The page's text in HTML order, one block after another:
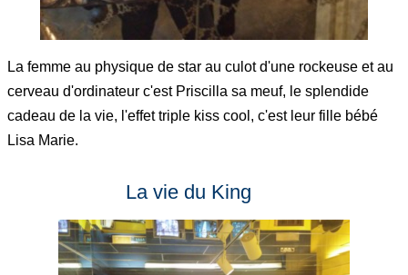
La femme au physique de star au culot d'une rockeuse et au
cerveau d'ordinateur c'est Priscilla sa meuf, le splendide
cadeau de la vie, l'effet triple kiss cool, c'est leur fille bébé
Lisa Marie.
La vie du King